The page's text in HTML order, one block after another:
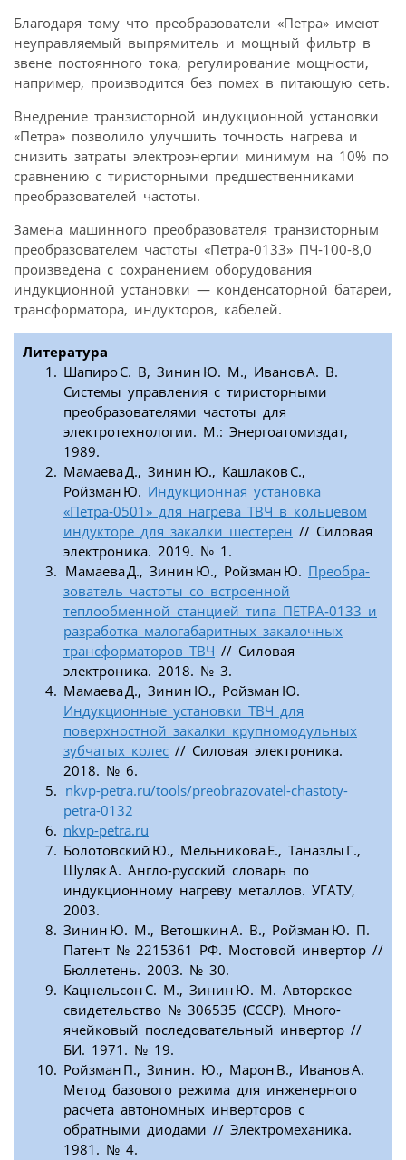
Благодаря тому что преобразователи «Петра» имеют
неуправляемый выпрямитель и мощный фильтр в
звене постоянного тока, регулирование мощности,
например, производится без помех в питающую сеть.
Внедрение транзисторной индукционной установки
«Петра» позволило улучшить точность нагрева и
снизить затраты электроэнергии минимум на 10% по
сравнению с тиристорными предшественниками
преобразователей частоты.
Замена машинного преобразователя транзисторным
преобразователем частоты «Петра‑0133» ПЧ‑100-8,0
произведена с сохранением оборудования
индукционной установки — конденсаторной батареи,
трансформатора, индукторов, кабелей.
Литература
Шапиро С. В, Зинин Ю. М., Иванов А. В.
Системы управления с тиристорными
преобразователями частоты для
электротехнологии. М.: Энергоатомиздат,
1989.
Мамаева Д., Зинин Ю., Кашлаков С.,
Ройзман Ю. Индукционная установка
«Петра‑0501» для нагрева ТВЧ в кольцевом
индукторе для закалки шестерен // Силовая
электроника. 2019. № 1.
Мамаева Д., Зинин Ю., Ройзман Ю. Преобра­
зователь частоты со встроенной
теплообменной станцией типа ПЕТРА‑0133 и
разработка малогабаритных закалочных
трансформаторов ТВЧ // Силовая
электроника. 2018. № 3.
Мамаева Д., Зинин Ю., Ройзман Ю.
Индукционные установки ТВЧ для
поверхностной закалки крупномодульных
зубчатых колес // Силовая электроника.
2018. № 6.
nkvp-petra.ru/tools/preobrazovatel-chastoty-
petra-0132
nkvp-petra.ru
Болотовский Ю., Мельникова Е., Таназлы Г.,
Шуляк А. Англо-русский словарь по
индукционному нагреву металлов. УГАТУ,
2003.
Зинин Ю. М., Ветошкин А. В., Ройзман Ю. П.
Патент № 2215361 РФ. Мостовой инвертор //
Бюллетень. 2003. № 30.
Кацнельсон С. М., Зинин Ю. М. Авторское
свидетельство № 306535 (СССР). Много-
ячейковый последовательный инвертор //
БИ. 1971. № 19.
Ройзман П., Зинин. Ю., Марон В., Иванов А.
Метод базового режима для инженерного
расчета автономных инверторов с
обратными диодами // Электромеханика.
1981. № 4.